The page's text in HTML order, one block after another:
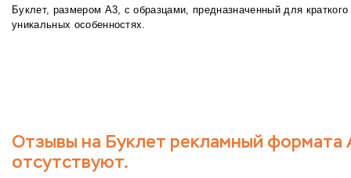
Буклет, размером А3, с образцами, предназначенный для
уникальных особенностях.
Отзывы на Буклет рекламный формата
отсутствуют.